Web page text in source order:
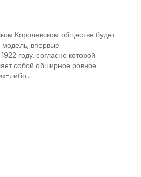
Королевском обществе будет
модель, впервые
году, согласно которой
собой обширное ровное
либо...